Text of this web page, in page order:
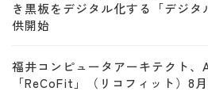
き黒板をデジタル化する「デジ
供開始
福井コンピュータアーキテクト、
「ReCoFit」（リコフィット）8